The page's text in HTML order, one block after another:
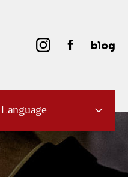
Language